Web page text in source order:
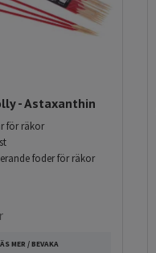
- Astaxanthin
för räkor
foder för räkor
MER / BEVAKA